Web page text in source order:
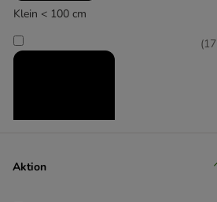
Klein < 100 cm
Mittel 100-160 cm
(
Aktion